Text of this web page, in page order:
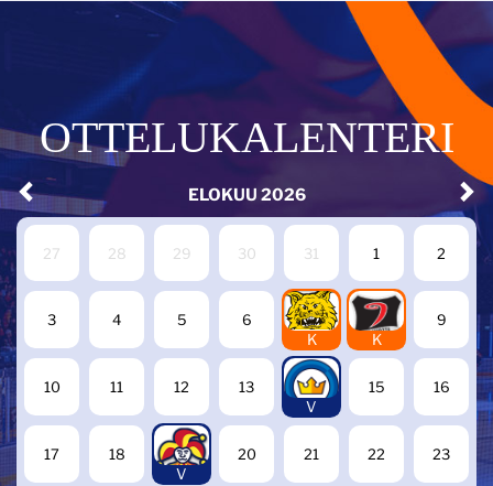
OTTELUKALENTERI
ELOKUU 2026
27 28 29 30 31 1 2
3 4 5 6
7
K
8
K
9
10 11 12 13
14
V
15 16
17 18
19
V
20 21 22 23